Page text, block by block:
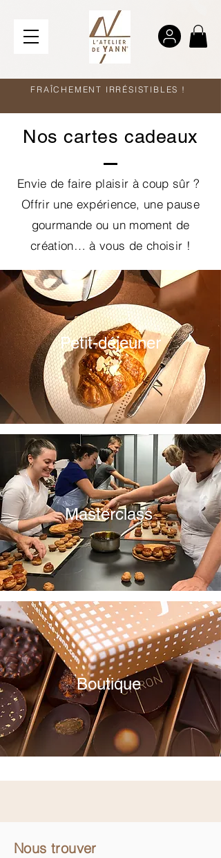
FRAÎCHEMENT IRRÉSISTIBLES !
Nos cartes cadeaux
Envie de faire plaisir à coup sûr ?
Offrir une expérience, une pause
gourmandeou un moment de
création… à vous de choisir !
Petit-déjeuner
Masterclass
Boutique
Nous trouver